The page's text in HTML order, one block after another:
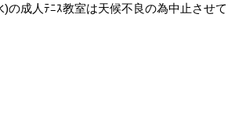
)の成人ﾃﾆｽ教室は天候不良の為中止させて